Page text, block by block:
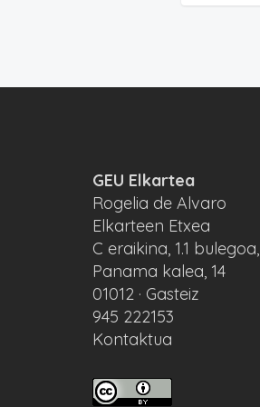
GEU Elkartea
Rogelia de Alvaro
Elkarteen Etxea
C eraikina, 1.1 bulegoa,
Panama kalea, 14
01012 · Gasteiz
945 222153
Kontaktua